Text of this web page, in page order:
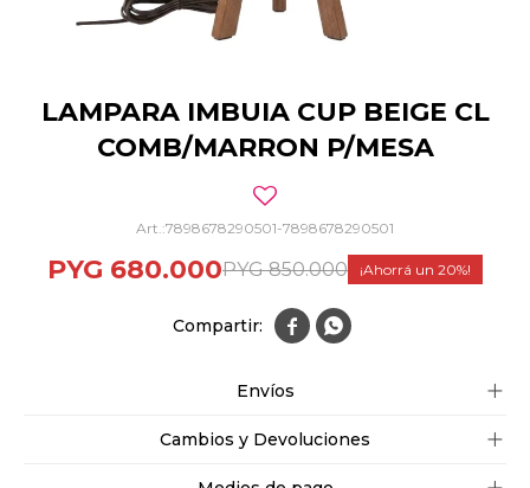
LAMPARA IMBUIA CUP BEIGE CL
COMB/MARRON P/MESA
7898678290501-7898678290501
PYG 680.000PYG 850.000 20
 
Envíos
Cambios y Devoluciones